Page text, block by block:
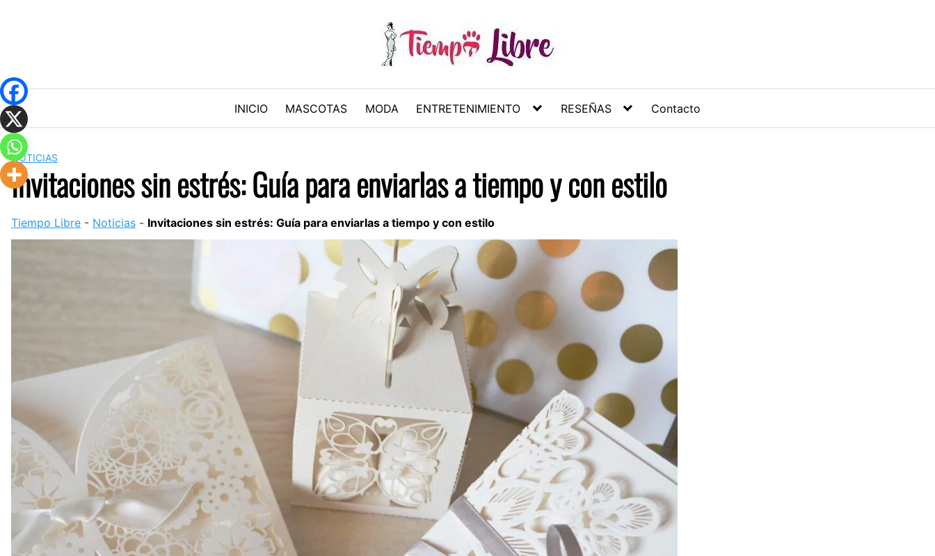
INICIO MASCOTAS MODA ENTRETENIMIENTO RESEÑAS Contacto
NOTICIAS
Invitaciones sin estrés: Guía para enviarlas a tiempo y con estilo
Tiempo Libre - Noticias - Invitaciones sin estrés: Guía para enviarlas a tiempo y con estilo